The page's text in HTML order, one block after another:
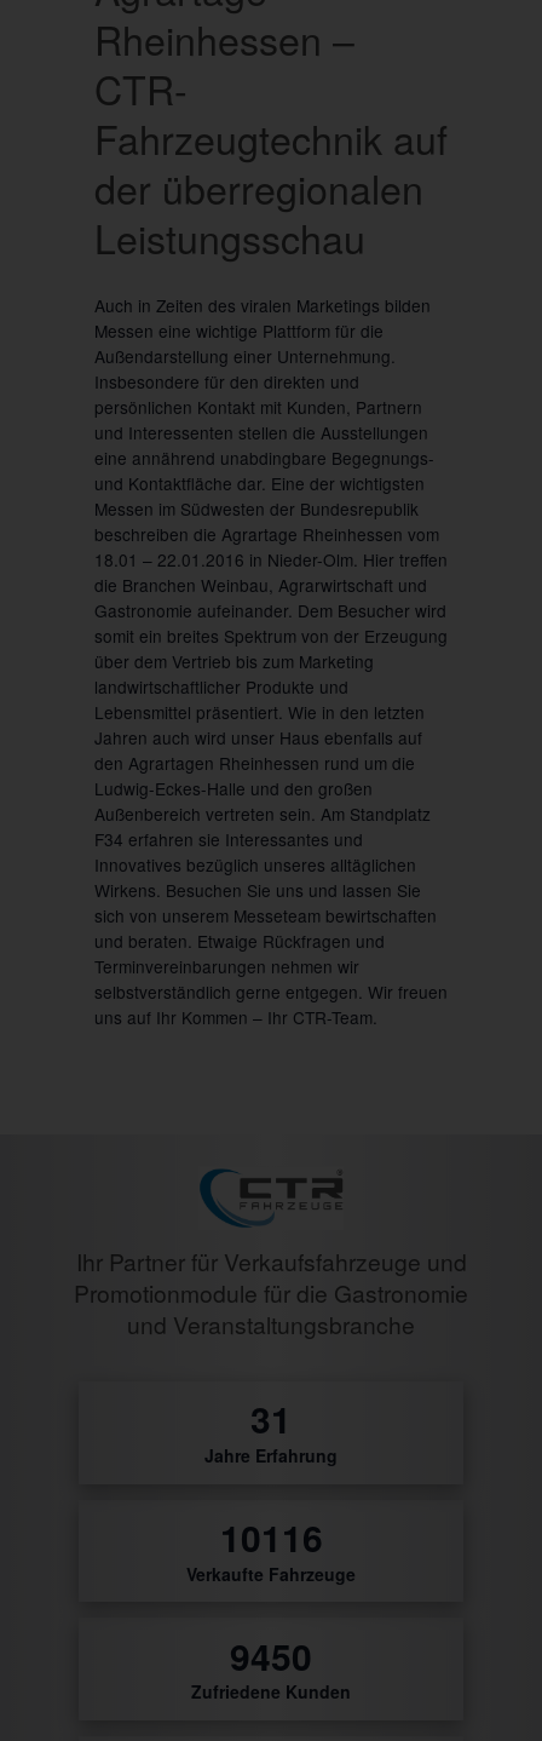
Rheinhessen –
CTR-
Fahrzeugtechnik auf
der überregionalen
Leistungsschau
Auch in Zeiten des viralen Marketings bilden
Messen eine wichtige Plattform für die
Außendarstellung einer Unternehmung.
Insbesondere für den direkten und
persönlichen Kontakt mit Kunden, Partnern
und Interessenten stellen die Ausstellungen
eine annährend unabdingbare Begegnungs-
und Kontaktfläche dar. Eine der wichtigsten
Messen im Südwesten der Bundesrepublik
beschreiben die Agrartage Rheinhessen vom
18.01 – 22.01.2016 in Nieder-Olm. Hier treffen
die Branchen Weinbau, Agrarwirtschaft und
Gastronomie aufeinander. Dem Besucher wird
somit ein breites Spektrum von der Erzeugung
über dem Vertrieb bis zum Marketing
landwirtschaftlicher Produkte und
Lebensmittel präsentiert. Wie in den letzten
Jahren auch wird unser Haus ebenfalls auf
den Agrartagen Rheinhessen rund um die
Ludwig-Eckes-Halle und den großen
Außenbereich vertreten sein. Am Standplatz
F34 erfahren sie Interessantes und
Innovatives bezüglich unseres alltäglichen
Wirkens. Besuchen Sie uns und lassen Sie
sich von unserem Messeteam bewirtschaften
und beraten. Etwaige Rückfragen und
Terminvereinbarungen nehmen wir
selbstverständlich gerne entgegen. Wir freuen
uns auf Ihr Kommen – Ihr CTR-Team.
Ihr Partner für Verkaufsfahrzeuge und
Promotionmodule für die Gastronomie
und Veranstaltungsbranche
32
Jahre Erfahrung
10476
Verkaufte Fahrzeuge
9786
Zufriedene Kunden